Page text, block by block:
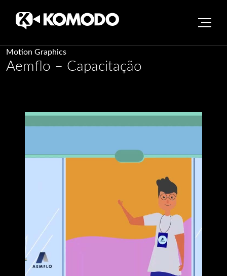
SkipMotion Graphics
Aemflo – Capacitação